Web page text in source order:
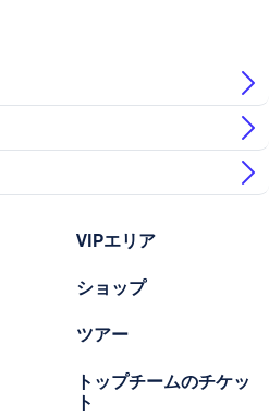
VIPエリア
ショップ
ツアー
トップチームのチケッ
ト